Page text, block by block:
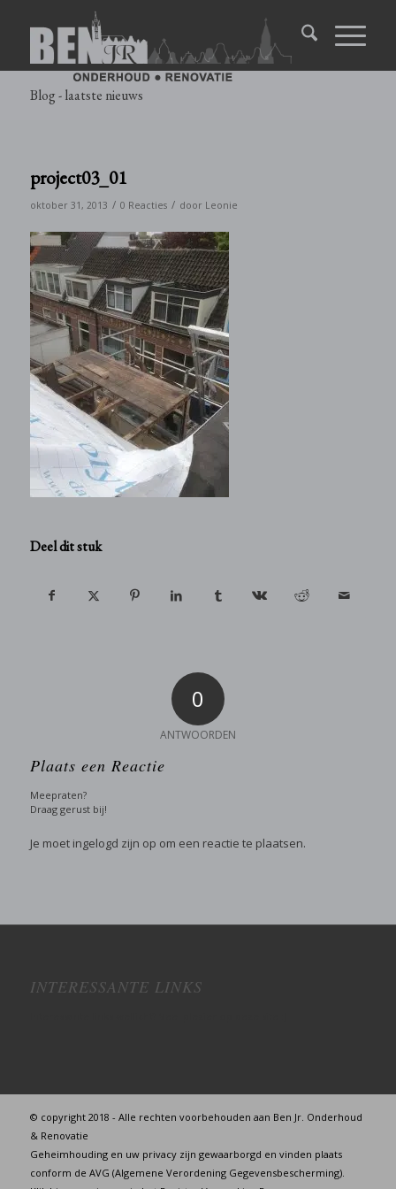
Blog - laatste nieuws
project03_01
oktober 31, 2013 / 0 Reacties / door Leonie
Deel dit stuk
0
ANTWOORDEN
Plaats een Reactie
Meepraten?
Draag gerust bij!
Je moet ingelogd zijn op om een reactie te plaatsen.
INTERESSANTE LINKS
© copyright 2018 - Alle rechten voorbehouden aan Ben Jr. Onderhoud
& Renovatie
Geheimhouding en uw privacy zijn gewaarborgd en vinden plaats
conform de AVG (Algemene Verordening Gegevensbescherming).